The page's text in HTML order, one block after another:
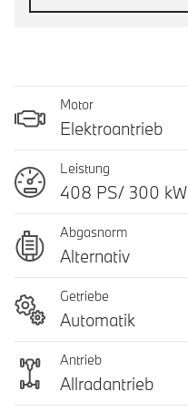
Motor
Elektroantrieb
Leistung
408 PS/ 300 kW
Abgasnorm
Alternativ
Getriebe
Automatik
Antrieb
Allradantrieb